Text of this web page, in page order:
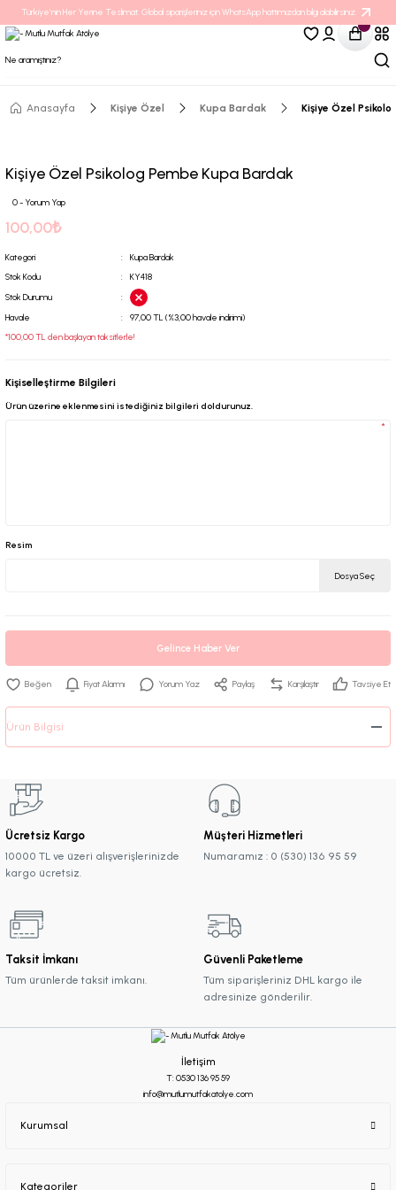
Türkiye’nin Her Yerine Teslimat. Global siparişleriniz için WhatsApp hattımızdan bilgi alabilirsiniz.
Anasayfa Kişiye Özel Kupa Bardak Kişiye Özel
Kişiye Özel Psikolog Pembe Kupa Bardak
0 - Yorum Yap
100,00₺
Kategori
Kupa Bardak
Stok Kodu
KY418
Stok Durumu
Havale
97,00 TL (%3,00 havale indirimi)
*100,00 TL den başlayan taksitlerle!
Kişiselleştirme Bilgileri
Ürün üzerine eklenmesini istediğiniz bilgileri doldurunuz.
*
Resim
Dosya Seç
Gelince Haber Ver
Fiyat Alarmı Yorum Yaz Paylaş Karşılaştır Tavsiye Et
Ürün Bilgisi
Ücretsiz Kargo
10000 TL ve üzeri alışverişlerinizde
kargo ücretsiz.
Müşteri Hizmetleri
Numaramız : 0 (530) 136 95 59
Taksit İmkanı
Tüm ürünlerde taksit imkanı.
Güvenli Paketleme
Tüm siparişleriniz DHL kargo ile
adresinize gönderilir.
İletişim
T: 0530 136 95 59
info@mutlumutfakatolye.com
Kurumsal
Kategoriler